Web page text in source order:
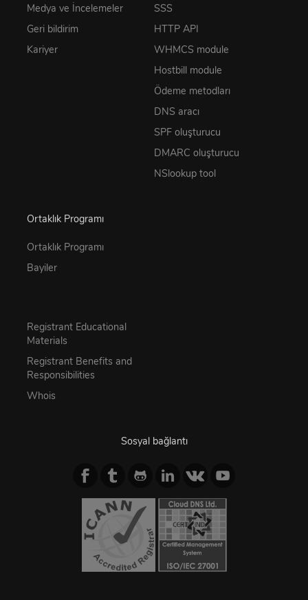
Medya ve İncelemeler
Geri bildirim
Kariyer
SSS
HTTP API
WHMCS module
Hostbill module
Ödeme metodları
DNS aracı
SPF oluşturucu
DMARC oluşturucu
NSlookup tool
Ortaklık Programı
Ortaklık Programı
Bayiler
Registrant Educational
Materials
Registrant Benefits and
Responsibilities
Whois
Sosyal bağlantı